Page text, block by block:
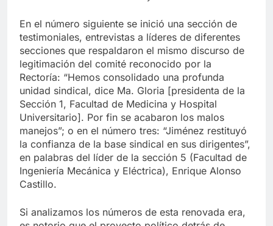
En el número siguiente se inició una sección de
testimoniales, entrevistas a líderes de diferentes
secciones que respaldaron el mismo discurso de
legitimación del comité reconocido por la
Rectoría: “Hemos consolidado una profunda
unidad sindical, dice Ma. Gloria [presidenta de la
Sección 1, Facultad de Medicina y Hospital
Universitario]. Por fin se acabaron los malos
manejos”; o en el número tres: “Jiménez restituyó
la confianza de la base sindical en sus dirigentes”,
en palabras del líder de la sección 5 (Facultad de
Ingeniería Mecánica y Eléctrica), Enrique Alonso
Si analizamos los números de esta renovada era,